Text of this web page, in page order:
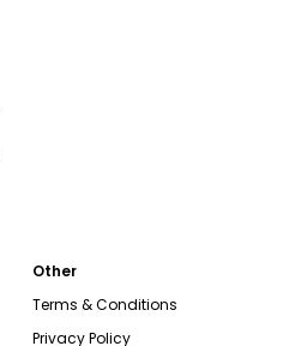
Other
Terms & Conditions
Privacy Policy